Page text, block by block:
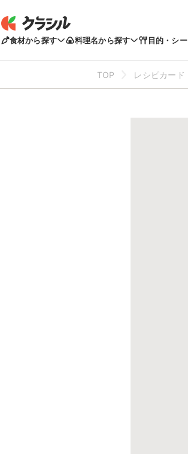
食材から探す 料理名から探す 目的・シ
TOP レシピカード